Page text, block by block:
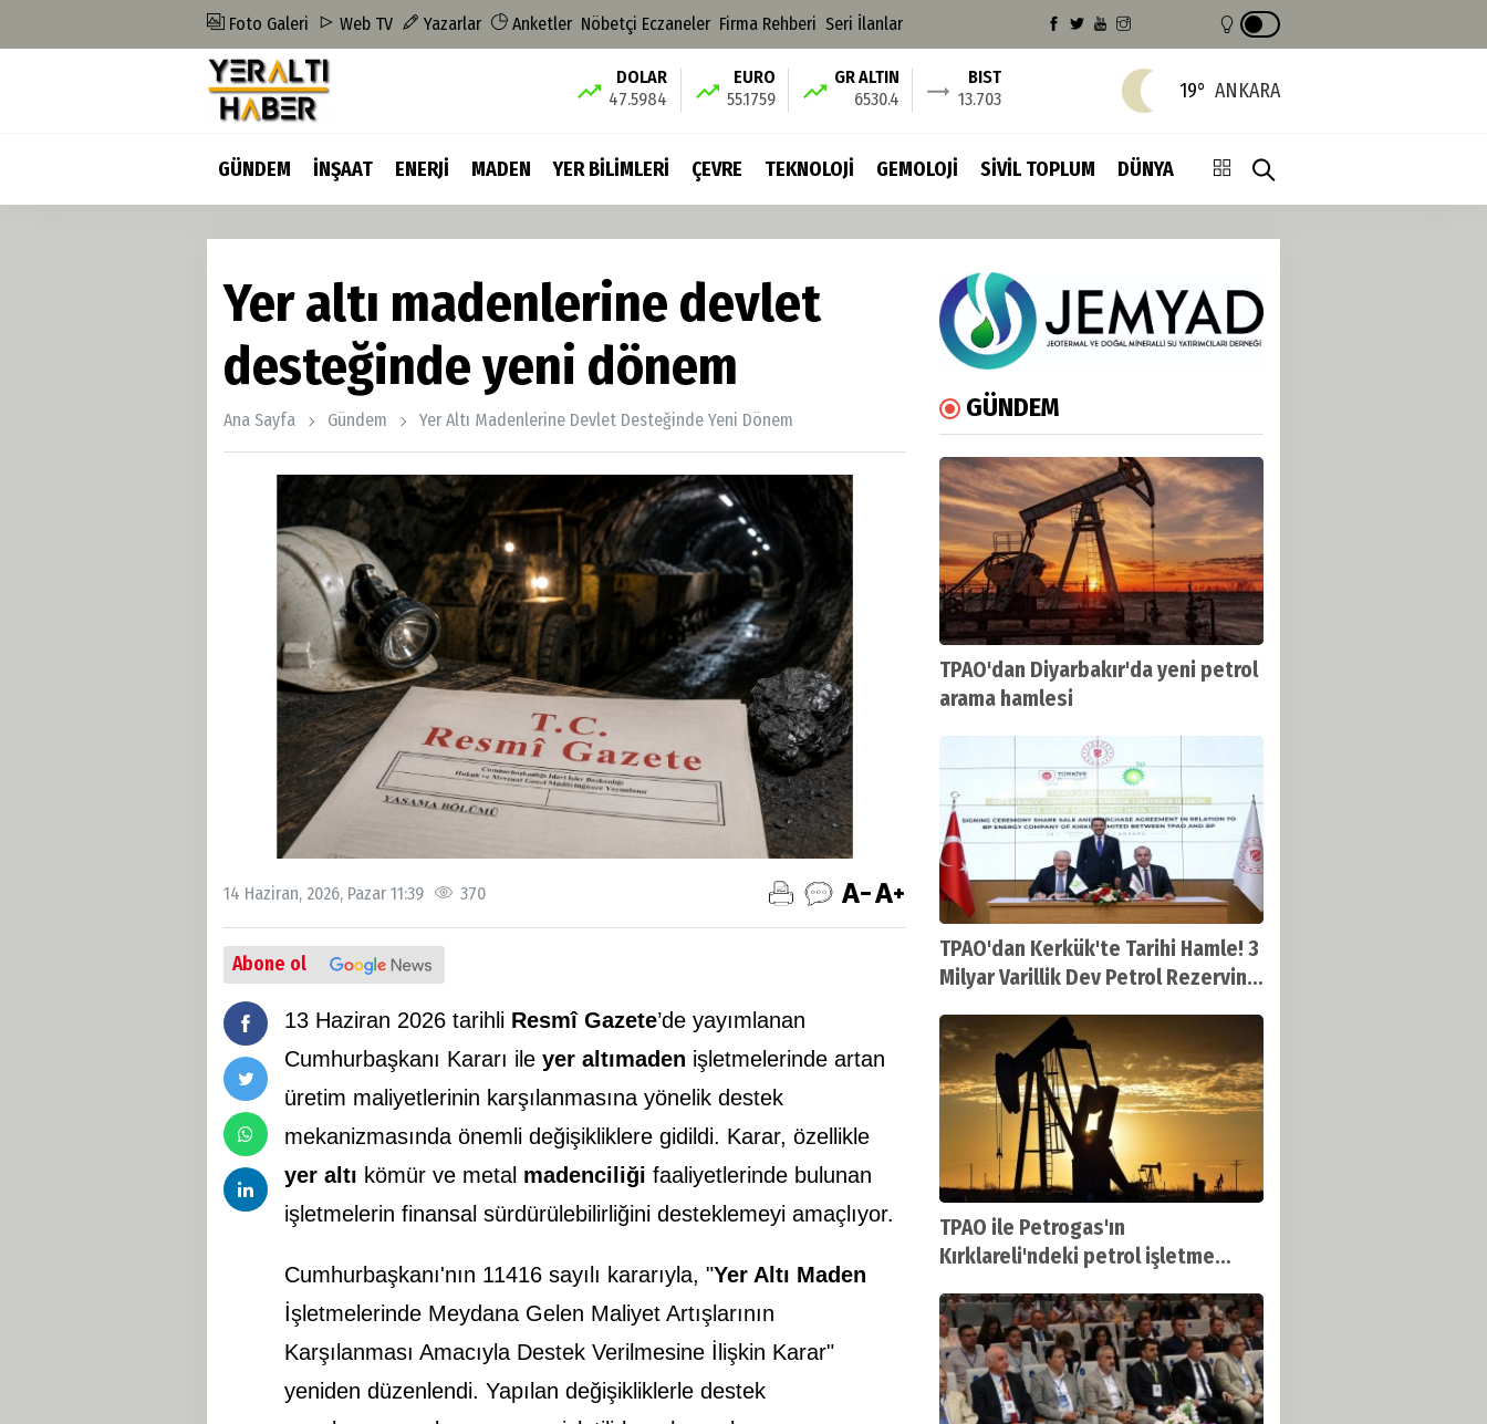
Foto Galeri Web TV Yazarlar Anketler Nöbetçi Eczaneler Firma Rehberi Seri İlanlar
DOLAR
47.5984
EURO
55.1759
GR ALTIN
6530.4
BIST
13.703
19° ANKARA
GÜNDEM İNŞAAT ENERJİ MADEN YER BİLİMLERİ ÇEVRE TEKNOLOJİ GEMOLOJİ SİVİL TOPLUM DÜNYA
Yer altı madenlerine devlet
desteğinde yeni dönem
Ana Sayfa Gündem Yer Altı Madenlerine Devlet Desteğinde Yeni Dönem
14 Haziran, 2026, Pazar 11:39 370
Abone ol
13 Haziran 2026 tarihli Resmî Gazete’de yayımlanan
Cumhurbaşkanı Kararı ile yer altımaden işletmelerinde artan
üretim maliyetlerinin karşılanmasına yönelik destek
mekanizmasında önemli değişikliklere gidildi. Karar, özellikle
yer altı kömür ve metal madenciliği faaliyetlerinde bulunan
işletmelerin finansal sürdürülebilirliğini desteklemeyi amaçlıyor.
Cumhurbaşkanı'nın 11416 sayılı kararıyla, "Yer Altı Maden
İşletmelerinde Meydana Gelen Maliyet Artışlarının
Karşılanması Amacıyla Destek Verilmesine İlişkin Karar"
yeniden düzenlendi. Yapılan değişikliklerle destek
GÜNDEM
TPAO'dan Diyarbakır'da yeni petrol
arama hamlesi
TPAO'dan Kerkük'te Tarihi Hamle! 3
Milyar Varillik Dev Petrol Rezervine
TPAO ile Petrogas'ın
Kırklareli'ndeki petrol işletme